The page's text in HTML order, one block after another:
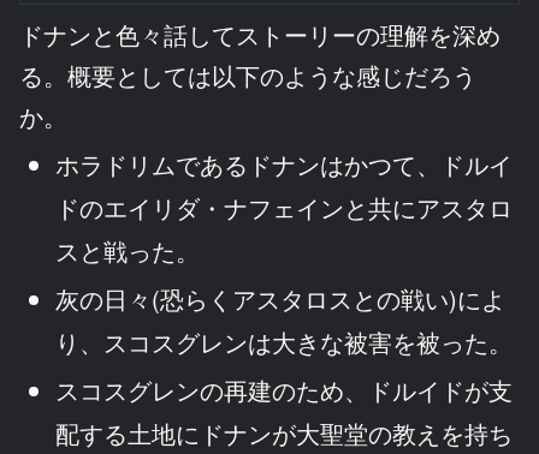
ドナンと色々話してストーリーの理解を深め
る。概要としては以下のような感じだろう
か。
ホラドリムであるドナンはかつて、ドルイ
ドのエイリダ・ナフェインと共にアスタロ
スと戦った。
灰の日々(恐らくアスタロスとの戦い)によ
り、スコスグレンは大きな被害を被った。
スコスグレンの再建のため、ドルイドが支
配する土地にドナンが大聖堂の教えを持ち